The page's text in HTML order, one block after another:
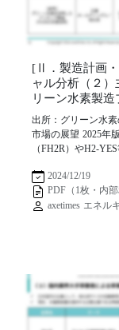
[Ⅱ．製造計画
ャル分析（２
リーン水素製造
出所：グリーン水
市場の展望 2025年
（FH2R）やH2-
2024/12/19
PDF（1枚・内
axetimes エネル